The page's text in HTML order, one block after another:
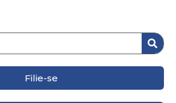
Filie-se